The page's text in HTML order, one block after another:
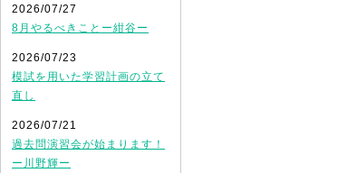
2026/07/27
8月やるべきことー紺谷ー
2026/07/23
模試を用いた学習計画の立て
直し
2026/07/21
過去問演習会が始まります！
ー川野輝ー